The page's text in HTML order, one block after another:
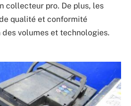
collecteur pro. De plus, les
qualité et conformité
des volumes et technologies.